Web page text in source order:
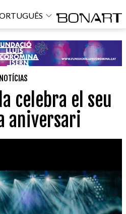
NOTÍCIAS
celebra el seu
aniversari